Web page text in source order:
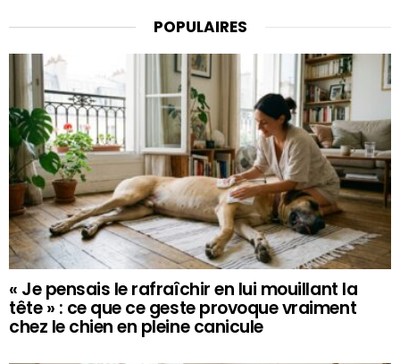
POPULAIRES
« Je pensais le rafraîchir en lui mouillant la
tête » : ce que ce geste provoque vraiment
chez le chien en pleine canicule